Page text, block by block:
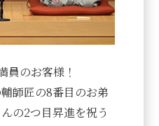
員のお客様！
師匠の8番目のお弟
の2つ目昇進を祝う